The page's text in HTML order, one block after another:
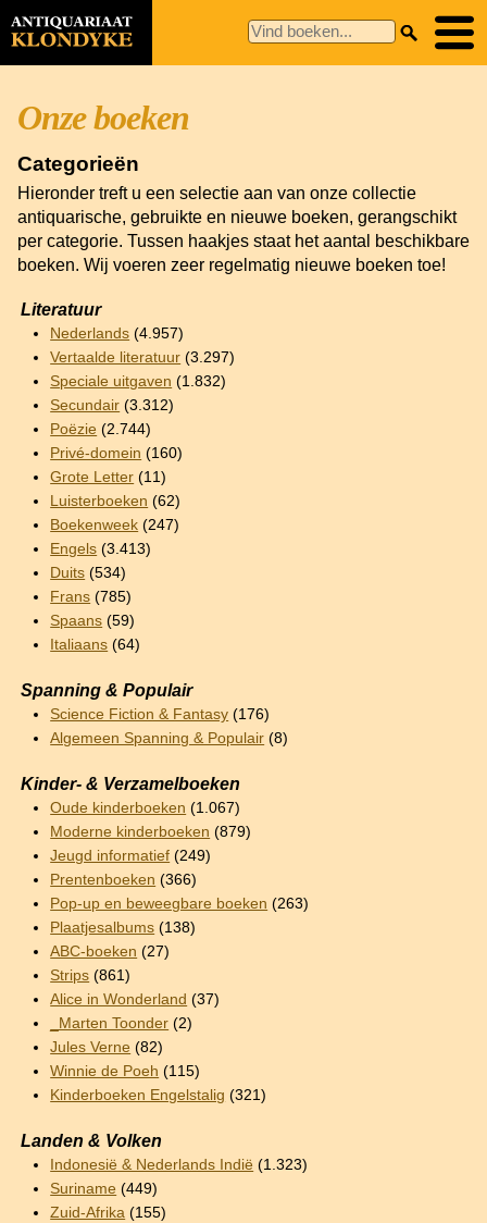
Onze boeken
Categorieën
Hieronder treft u een selectie aan van onze collectie
antiquarische, gebruikte en nieuwe boeken, gerangschikt
per categorie. Tussen haakjes staat het aantal beschikbare
boeken. Wij voeren zeer regelmatig nieuwe boeken toe!
Literatuur
Nederlands (4.957)
Vertaalde literatuur (3.297)
Speciale uitgaven (1.832)
Secundair (3.312)
Poëzie (2.744)
Privé-domein (160)
Grote Letter (11)
Luisterboeken (62)
Boekenweek (247)
Engels (3.413)
Duits (534)
Frans (785)
Spaans (59)
Italiaans (64)
Spanning & Populair
Science Fiction & Fantasy (176)
Algemeen Spanning & Populair (8)
Kinder- & Verzamelboeken
Oude kinderboeken (1.067)
Moderne kinderboeken (879)
Jeugd informatief (249)
Prentenboeken (366)
Pop-up en beweegbare boeken (263)
Plaatjesalbums (138)
ABC-boeken (27)
Strips (861)
Alice in Wonderland (37)
_Marten Toonder (2)
Jules Verne (82)
Winnie de Poeh (115)
Kinderboeken Engelstalig (321)
Landen & Volken
Indonesië & Nederlands Indië (1.323)
Suriname (449)
Zuid-Afrika (155)